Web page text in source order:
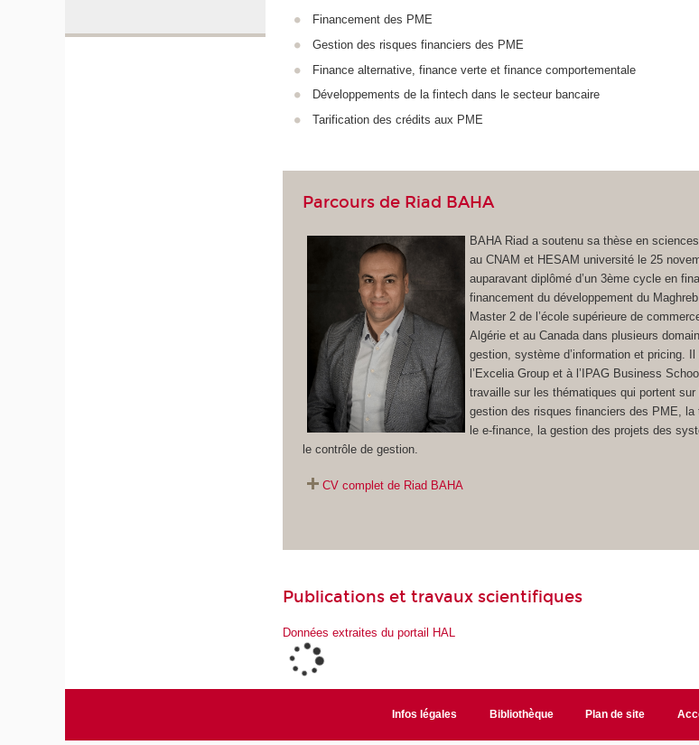
Financement des PME
Gestion des risques financiers des PME
Finance alternative, finance verte et finance comportementale
Développements de la fintech dans le secteur bancaire
Tarification des crédits aux PME
Parcours de Riad BAHA
BAHA Riad a soutenu sa thèse en
au CNAM et HESAM université le 25
auparavant diplômé d’un 3ème cycle en
financement du développement du
Master 2 de l’école supérieure de
Algérie et au Canada dans plusieurs
gestion, système d’information et pricing. Il
l’Excelia Group et à l’IPAG Business
travaille sur les thématiques qui portent
gestion des risques financiers des PME, la
le e-finance, la gestion des projets des
le contrôle de gestion.
CV complet de Riad BAHA
Publications et travaux scientifiques
Données extraites du portail HAL
Infos légales Bibliothèque Plan de site